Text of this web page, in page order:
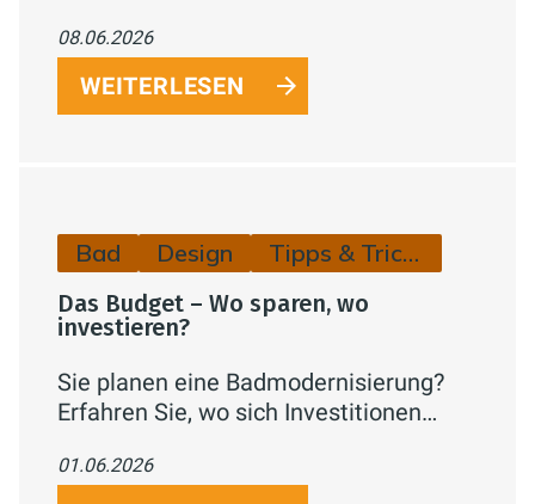
Fördermittel bis hin zu Eigenleistung.
So holen Sie das Maximum aus Ihrem
Budget heraus.
08.06.2026
WEITERLESEN
Bad Design Tipps & Tricks
Das Budget – Wo sparen, wo
investieren?
Sie planen eine Badmodernisierung?
Erfahren Sie, wo sich Investitionen
Installation, Lüftung) und an welchen
01.06.2026